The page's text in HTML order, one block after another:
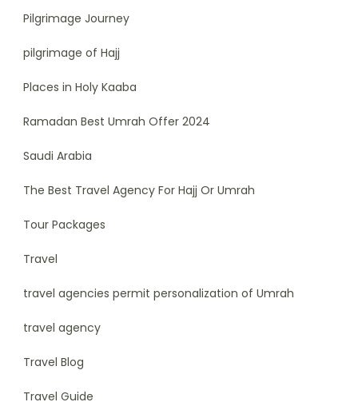
Pilgrimage Journey
pilgrimage of Hajj
Places in Holy Kaaba
Ramadan Best Umrah Offer 2024
Saudi Arabia
The Best Travel Agency For Hajj Or Umrah
Tour Packages
Travel
travel agencies permit personalization of Umrah
travel agency
Travel Blog
Travel Guide